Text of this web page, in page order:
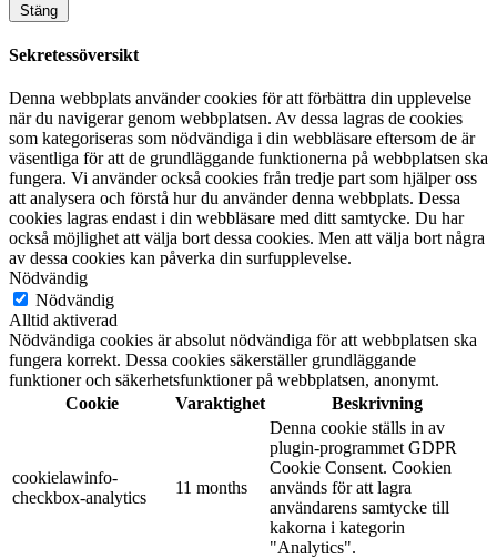
Stäng
Sekretessöversikt
Denna webbplats använder cookies för att förbättra din upplevelse
när du navigerar genom webbplatsen. Av dessa lagras de cookies
som kategoriseras som nödvändiga i din webbläsare eftersom de är
väsentliga för att de grundläggande funktionerna på webbplatsen ska
fungera. Vi använder också cookies från tredje part som hjälper oss
att analysera och förstå hur du använder denna webbplats. Dessa
cookies lagras endast i din webbläsare med ditt samtycke. Du har
också möjlighet att välja bort dessa cookies. Men att välja bort några
av dessa cookies kan påverka din surfupplevelse.
Nödvändig
Nödvändig
Alltid aktiverad
Nödvändiga cookies är absolut nödvändiga för att webbplatsen ska
fungera korrekt. Dessa cookies säkerställer grundläggande
funktioner och säkerhetsfunktioner på webbplatsen, anonymt.
Cookie
Varaktighet Beskrivning
cookielawinfo-
checkbox-analytics
11 months
Denna cookie ställs in av
plugin-programmet GDPR
Cookie Consent. Cookien
används för att lagra
användarens samtycke till
kakorna i kategorin
"Analytics".